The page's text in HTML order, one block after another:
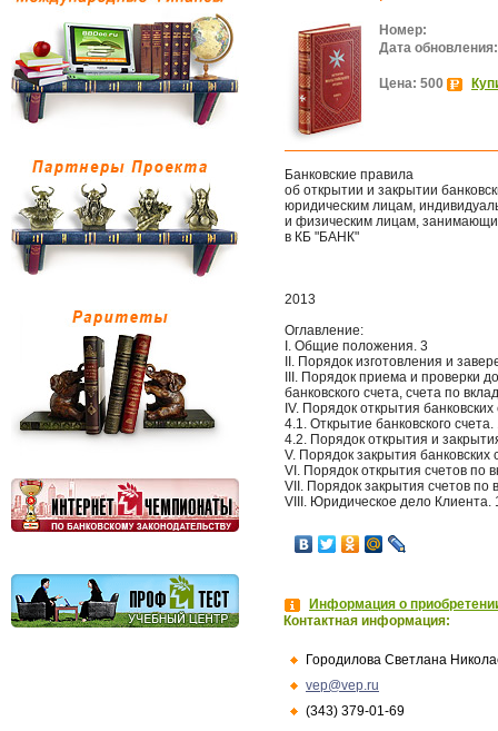
Номер:
Дата обновления:
Цена: 500
Банковские правила
об открытии и закрытии
юридическим лицам,
и физическим лицам,
в КБ "БАНК"
2013
Оглавление:
I. Общие положения. 3
II. Порядок изготовления и
III. Порядок приема и проверки
банковского счета, счета по
IV. Порядок открытия банковских
4.1. Открытие банковского счета.
4.2. Порядок открытия и
V. Порядок закрытия банковских
VI. Порядок открытия счетов по
VII. Порядок закрытия счетов по
VIII. Юридическое дело Клиента.
Информация о
Контактная информация:
Городилова Светлана
vep@vep.ru
(343) 379-01-69